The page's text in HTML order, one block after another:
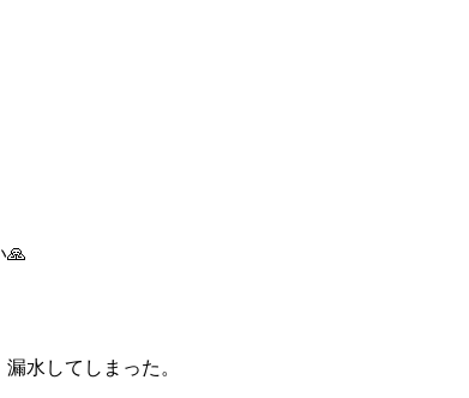
🙏
水してしまった。